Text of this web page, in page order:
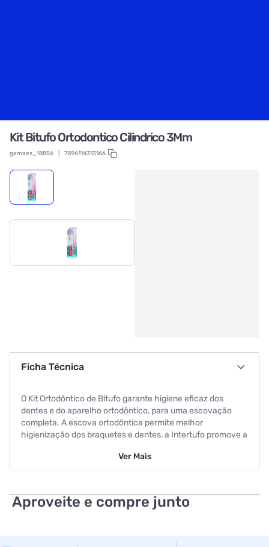
Kit Bitufo Ortodontico Cilindrico 3Mm
gamaes_18856 7896114313166
Ficha Técnica
O Kit Ortodôntico de Bitufo garante higiene eficaz dos
dentes e do aparelho ortodôntico, para uma escovação
completa. A escova ortodôntica permite melhor
higienização dos braquetes e dentes, a Intertufo promove a
os dentes e braquetes, onde a escova não alcança.
Disponível em rosa, roxo, azul e cinza.
Ver Mais
Aproveite e compre junto